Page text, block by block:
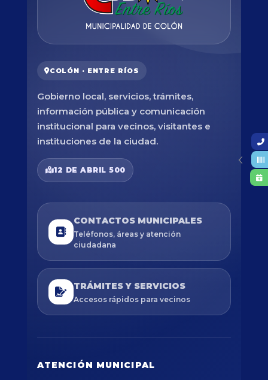
COLÓN · ENTRE RÍOS
Gobierno local, servicios, trámites,
información pública y comunicación
institucional para vecinos, visitantes e
instituciones de la ciudad.
12 DE ABRIL 500
CONTACTOS MUNICIPALES
Teléfonos, áreas y atención
ciudadana
TRÁMITES Y SERVICIOS
Accesos rápidos para vecinos
ATENCIÓN MUNICIPAL